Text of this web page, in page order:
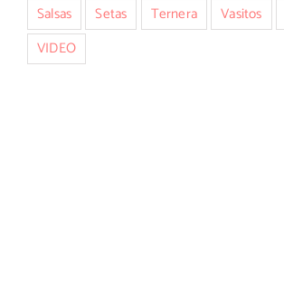
Salsas
Setas Ternera Vasitos
VIDEO